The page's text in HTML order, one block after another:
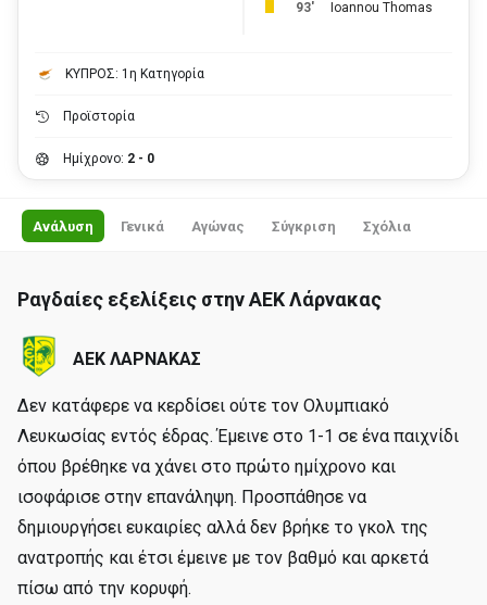
93'
Ioannou Thomas
ΚΥΠΡΟΣ: 1η Κατηγορία
Προϊστορία
Ημίχρονο: 2 - 0
Ανάλυση Γενικά Αγώνας Σύγκριση Σχόλια
Ραγδαίες εξελίξεις στην ΑΕΚ Λάρνακας
ΑΕΚ ΛΑΡΝΑΚΑΣ
Δεν κατάφερε να κερδίσει ούτε τον Ολυμπιακό
Λευκωσίας εντός έδρας. Έμεινε στο 1-1 σε ένα παιχνίδι
όπου βρέθηκε να χάνει στο πρώτο ημίχρονο και
ισοφάρισε στην επανάληψη. Προσπάθησε να
δημιουργήσει ευκαιρίες αλλά δεν βρήκε το γκολ της
ανατροπής και έτσι έμεινε με τον βαθμό και αρκετά
πίσω από την κορυφή.